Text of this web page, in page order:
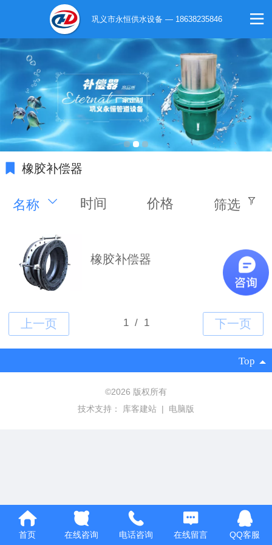
巩义市永恒供水设备 — 18638235846
橡胶补偿器
名称 时间 价格 筛选
橡胶补偿器
Top
©2026 版权所有
技术支持：
库客建站 | 电脑版
首页 在线咨询 电话咨询 在线留言 QQ客服